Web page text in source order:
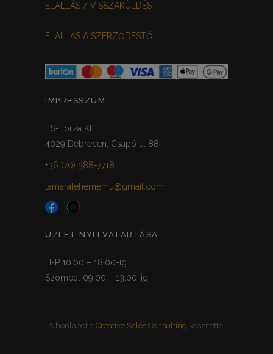
ELÁLLÁS / VISSZAKÜLDÉS
ELÁLLÁS A SZERZŐDÉSTŐL
IMPRESSZUM
TS-Forza Kft
4029 Debrecen, Csapó u. 88.
+36 (70) 388-7718
tamarafehernemu@gmail.com
ÜZLET NYITVATARTÁSA
H-P 10.00 – 18.00-ig
Szombat 09.00 – 13.00-ig
A honlapot a Creative Sales Consulting készítette.